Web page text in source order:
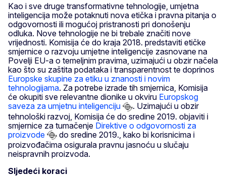
Kao i sve druge transformativne tehnologije, umjetna
inteligencija može potaknuti nova etička i pravna pitanja o
odgovornosti ili mogućoj pristranosti pri donošenju
odluka. Nove tehnologije ne bi trebale značiti nove
vrijednosti. Komisija će do kraja 2018. predstaviti etičke
smjernice o razvoju umjetne inteligencije zasnovane na
Povelji EU-a o temeljnim pravima, uzimajući u obzir načela
kao što su zaštita podataka i transparentnost te doprinos
Europske skupine za etiku u znanosti i novim
tehnologijama. Za potrebe izrade tih smjernica, Komisija
će okupiti sve relevantne dionike u okviru Europskog
saveza za umjetnu inteligenciju
. Uzimajući u obzir
tehnološki razvoj, Komisija će do sredine 2019. objaviti i
smjernice za tumačenje Direktive o odgovornosti za
proizvode
do sredine 2019., kako bi korisnicima i
proizvođačima osigurala pravnu jasnoću u slučaju
neispravnih proizvoda.
Sljedeći koraci